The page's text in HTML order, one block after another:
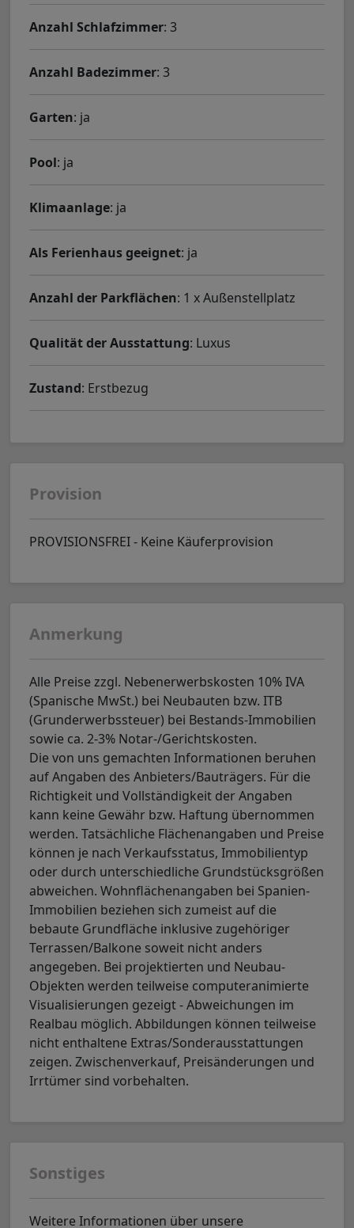
Anzahl Schlafzimmer: 3
Anzahl Badezimmer: 3
Garten: ja
Pool: ja
Klimaanlage: ja
Als Ferienhaus geeignet: ja
Anzahl der Parkflächen: 1 x Außenstellplatz
Qualität der Ausstattung: Luxus
Zustand: Erstbezug
Provision
PROVISIONSFREI - Keine Käuferprovision
Anmerkung
Alle Preise zzgl. Nebenerwerbskosten 10% IVA
(Spanische MwSt.) bei Neubauten bzw. ITB
(Grunderwerbssteuer) bei Bestands-Immobilien
sowie ca. 2-3% Notar-/Gerichtskosten.
Die von uns gemachten Informationen beruhen
auf Angaben des Anbieters/Bauträgers. Für die
Richtigkeit und Vollständigkeit der Angaben
kann keine Gewähr bzw. Haftung übernommen
werden. Tatsächliche Flächenangaben und Preise
können je nach Verkaufsstatus, Immobilientyp
oder durch unterschiedliche Grundstücksgrößen
abweichen. Wohnflächenangaben bei Spanien-
Immobilien beziehen sich zumeist auf die
bebaute Grundfläche inklusive zugehöriger
Terrassen/Balkone soweit nicht anders
angegeben. Bei projektierten und Neubau-
Objekten werden teilweise computeranimierte
Visualisierungen gezeigt - Abweichungen im
Realbau möglich. Abbildungen können teilweise
nicht enthaltene Extras/Sonderausstattungen
zeigen. Zwischenverkauf, Preisänderungen und
Irrtümer sind vorbehalten.
Sonstiges
Weitere Informationen über unsere